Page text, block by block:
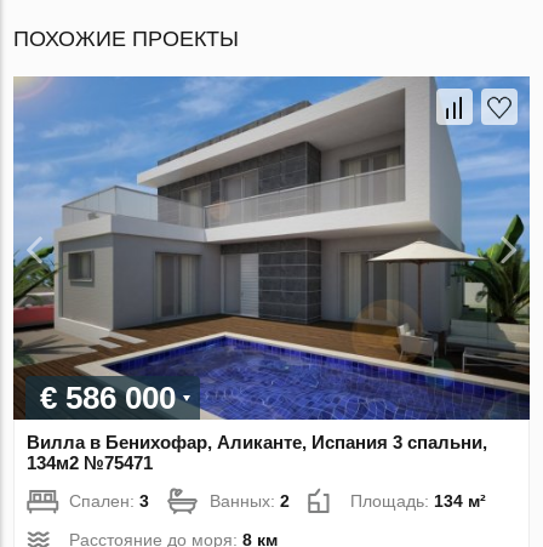
ПОХОЖИЕ ПРОЕКТЫ
€ 586 000
Вилла в Бенихофар, Аликанте, Испания 3 спальни,
134м2 №75471
Спален:3 Ванных:2 Площадь:134 м²
Расстояние до моря:8 км